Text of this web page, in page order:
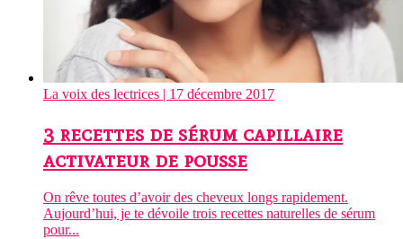
La voix des lectrices | 17 décembre 2017
3 recettes de sérum capillaire
activateur de pousse
On rêve toutes d’avoir des cheveux longs rapidement.
Aujourd’hui, je te dévoile trois recettes naturelles de sérum
pour...